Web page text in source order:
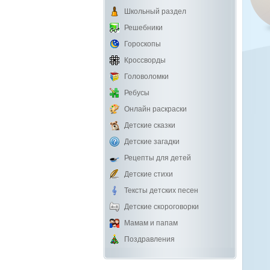
Школьный раздел
Решебники
Гороскопы
Кроссворды
Головоломки
Ребусы
Онлайн раскраски
Детские сказки
Детские загадки
Рецепты для детей
Детские стихи
Тексты детских песен
Детские скороговорки
Мамам и папам
Поздравления